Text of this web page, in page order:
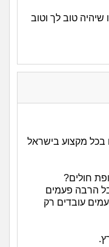
טוב לך וטוב
בכל מקצוע בישראל
חולים?
הרבה פעמים
עובדים רק